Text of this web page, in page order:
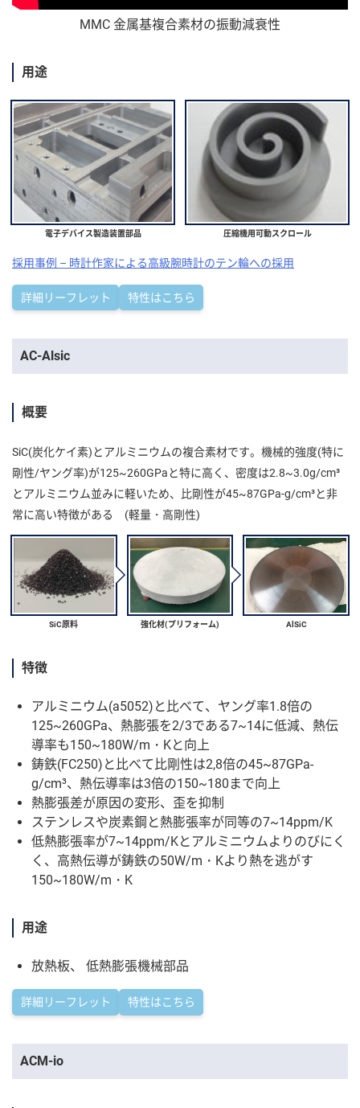
MMC 金属基複合素材の振動減衰性
用途
電子デバイス製造装置部品 圧縮機用可動スクロール
採用事例 – 時計作家による高級腕時計のテン輪への採用
詳細リーフレット 特性はこちら
AC-Alsic
概要
SiC(炭化ケイ素)とアルミニウムの複合素材です。機械的強度(特に
剛性/ヤング率)が125~260GPaと特に高く、密度は2.8~3.0g/cm³
とアルミニウム並みに軽いため、比剛性が45~87GPa-g/cm³と非
常に高い特徴がある (軽量・高剛性)
SiC原料 強化材(プリフォーム) AlSiC
特徴
アルミニウム(a5052)と比べて、ヤング率1.8倍の
125~260GPa、熱膨張を2/3である7~14に低減、熱伝
導率も150~180W/m・Kと向上
鋳鉄(FC250)と比べて比剛性は2,8倍の45~87GPa-
g/cm³、熱伝導率は3倍の150~180まで向上
熱膨張差が原因の変形、歪を抑制
ステンレスや炭素鋼と熱膨張率が同等の7~14ppm/K
低熱膨張率が7~14ppm/Kとアルミニウムよりのびにく
く、高熱伝導が鋳鉄の50W/m・Kより熱を逃がす
150~180W/m・K
用途
放熱板、 低熱膨張機械部品
詳細リーフレット 特性はこちら
ACM-io